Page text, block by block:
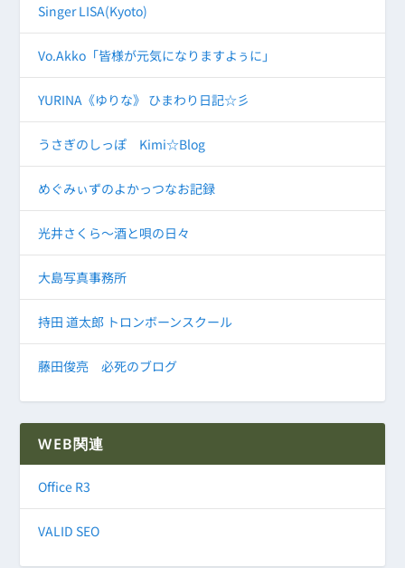
Singer LISA(Kyoto)
Vo.Akko「皆様が元気になりますよぅに」
YURINA《ゆりな》 ひまわり日記☆彡
うさぎのしっぽ Kimi☆Blog
めぐみぃずのよかっつなお記録
光井さくら～酒と唄の日々
大島写真事務所
持田 道太郎 トロンボーンスクール
藤田俊亮 必死のブログ
WEB関連
Office R3
VALID SEO